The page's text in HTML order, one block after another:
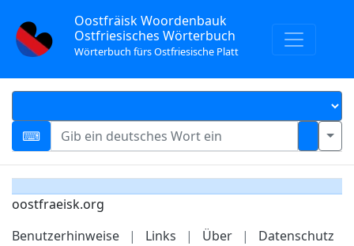
Oostfräisk Woordenbauk
Ostfriesisches Wörterbuch
Wörterbuch fürs Ostfriesische Platt
oostfraeisk.org
Benutzerhinweise
| Links | Über | Datenschutz